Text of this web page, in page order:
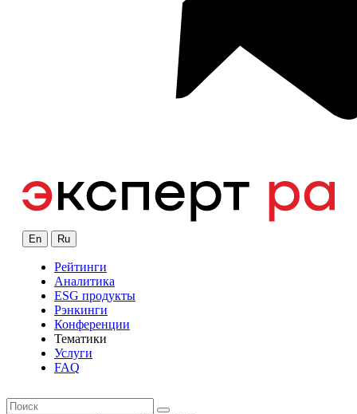
En Ru
Рейтинги
Аналитика
ESG продукты
Рэнкинги
Конференции
Тематики
Услуги
FAQ